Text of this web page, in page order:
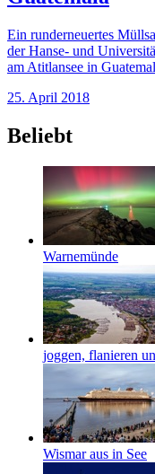
Ein runderneuertes
der Hanse- und
am Atitlansee in
25. April 2018
Beliebt
Warnemünde
joggen, flanieren
Wismar aus in See